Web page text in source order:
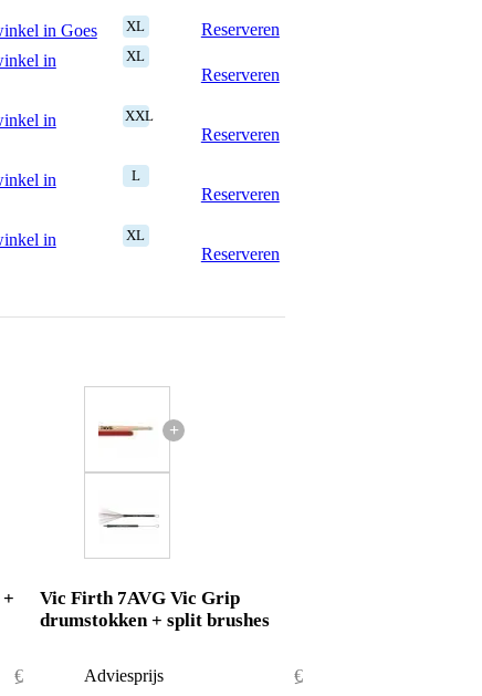
in Goes XL
Reserveren
in
XL
Reserveren
in
XXL
Reserveren
in
L
Reserveren
in
XL
Reserveren
€ 26,10
+
Vic Firth 7AVG Vic Grip
drumstokken + split brushes
Adviesprijs
€ 66,20